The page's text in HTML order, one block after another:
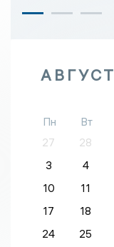
АВГУСТ
Пн Вт
27
28
3
4
10
11
17
18
24
25